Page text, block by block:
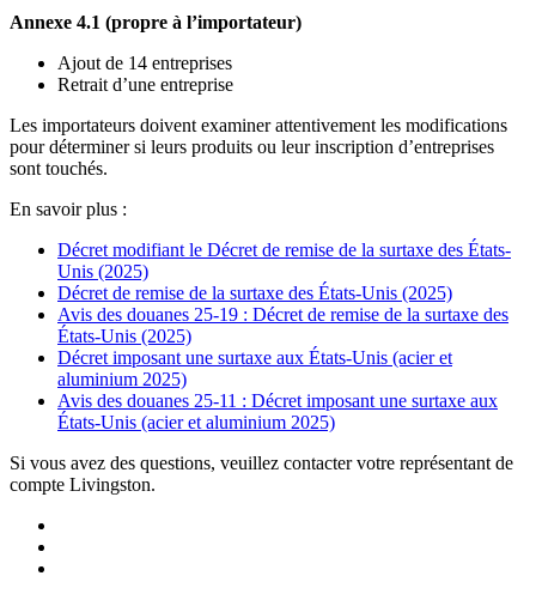
Annexe 4.1 (propre à l’importateur)
Ajout de 14 entreprises
Retrait d’une entreprise
Les importateurs doivent examiner attentivement les modifications
pour déterminer si leurs produits ou leur inscription d’entreprises
sont touchés.
En savoir plus :
Décret modifiant le Décret de remise de la surtaxe des États-
Unis (2025)
Décret de remise de la surtaxe des États-Unis (2025)
Avis des douanes 25-19 : Décret de remise de la surtaxe des
États-Unis (2025)
Décret imposant une surtaxe aux États‑Unis (acier et
aluminium 2025)
Avis des douanes 25-11 : Décret imposant une surtaxe aux
États‑Unis (acier et aluminium 2025)
Si vous avez des questions, veuillez contacter votre représentant de
compte Livingston.